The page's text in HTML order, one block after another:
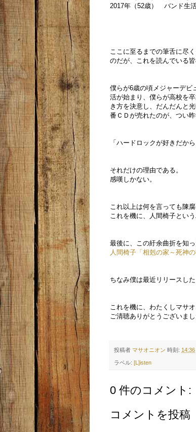
2017年（52歳） バンド生
ここに至るまでの筆舌に尽
のだが、これを読んでいる
僕らが6歳の頃メジャーデビ
活が始まり、僕らが高校を
き方を決意し、だんだんと
番ＣＤが売れたのが、つい昨
「ハードロックが好きだか
それだけの理由である。
感嘆しかない。
これ以上は何を言っても陳
これを機に、人間椅子とい
最後に、この紆余曲折を知
人間椅子「相剋の家～死神
ちなみ僕は最近リリースした
これを機に、わたくしマサ
ご清聴ありがとうございまし
投稿者 マサオニオン 時刻: 14:36
ラベル: [L]isten
0 件のコメント:
コメントを投稿